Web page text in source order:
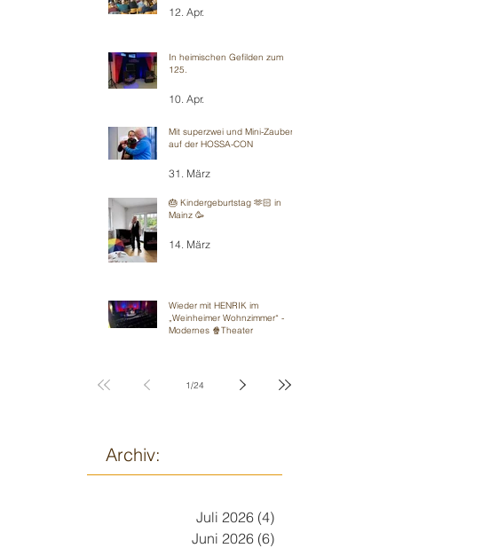
12. Apr.
In heimischen Gefilden zum
125.
10. Apr.
Mit superzwei und Mini-Zauberei
auf der HOSSA-CON
31. März
🎂 Kindergeburtstag 🫶🏻 in
Mainz 🥳
14. März
Wieder mit HENRIK im
„Weinheimer Wohnzimmer“ -
Modernes 🍿Theater
1/24
Archiv:
Juli 2026 (4)
Juni 2026 (6)